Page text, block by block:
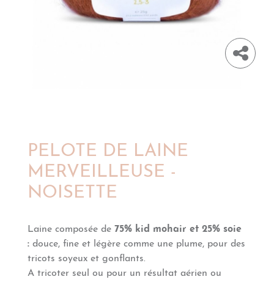
PELOTE DE LAINE
MERVEILLEUSE -
NOISETTE
Laine composée de 75% kid mohair et 25% soie
: douce, fine et légère comme une plume, pour des
tricots soyeux et gonflants.
A tricoter seul ou pour un résultat aérien ou